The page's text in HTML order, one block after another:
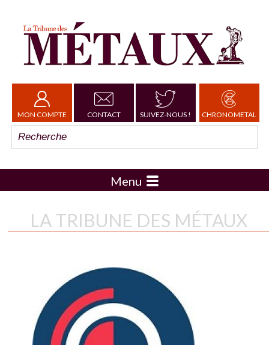
MON COMPTE CONTACT SUIVEZ-NOUS ! CHRONOMETAL
Menu
LA TRIBUNE DES MÉTAUX